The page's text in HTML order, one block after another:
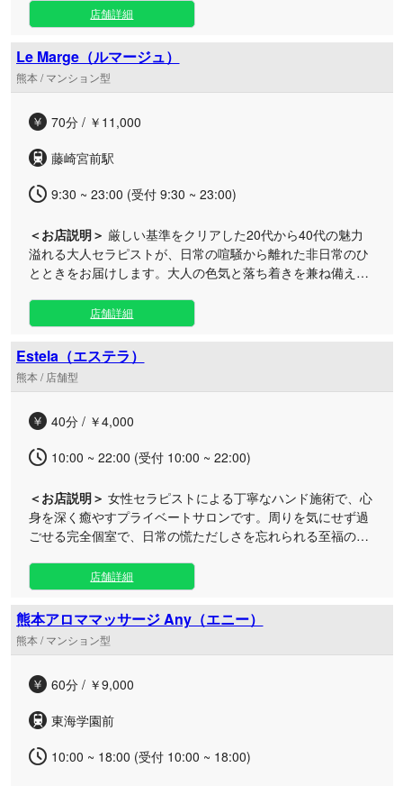
に癒やされたい方や、全身の疲れをすっきりリフレッシュし
たい方に最適です。 施術ではうつ伏せと仰向けの双方から、
首・肩・背中からデコルテまで丁寧にアプローチ。マーメイ
ドやスパイダーをはじめとする多彩なテクニックを駆使し、
高い技術で身体を包み込みます。お好みのオプションを追加
も可能です。 落ち着いてお過ごしいただける至福の空間をご
にもぜひお立ち寄りください。
店舗詳細
Le Marge（ルマージュ）
熊本 / マンション型
70分 / ￥11,000
藤崎宮前駅
9:30 ~ 23:00 (受付 9:30 ~ 23:00)
＜お店説明＞ 厳しい基準をクリアした20代から40代の魅力
溢れる大人セラピストが、日常の喧騒から離れた非日常のひ
とときをお届けします。大人の色気と落ち着きを兼ね備えた
レス社会で戦う大人の男性の方へ、心安らぐ『大人の社交
場』をご用意しております。店内は、一歩足を踏み入れると
ドキドキするような特別感を感じられるプライベート空間で
す。 お仕事帰りや休日のリフレッシュタイムに、ぜひ当店へ
お立ち寄りください。洗練された手技による流れるようなオ
れるディープリンパマッサージで、お客様の心と身体を深く
までご満足いただける最高のおもてなしをお約束いたしま
店舗詳細
Estela（エステラ）
熊本 / 店舗型
40分 / ￥4,000
10:00 ~ 22:00 (受付 10:00 ~ 22:00)
＜お店説明＞ 女性セラピストによる丁寧なハンド施術で、心
身を深く癒やすプライベートサロンです。周りを気にせず過
ごせる完全個室で、日常の慌ただしさを忘れられる至福のひ
事で疲れが溜まっている方や、自分ご褒美に静かに癒やされ
たい大人の方にぴったりの空間です。プライベート感溢れる
完全個室のお部屋で、人目を気にすることなく心からリラッ
クスしていただけます。 施術はすべて女性セラピストが担当
し、手のぬくもりを生かした丁寧なハンドマッサージで凝り
けの合間など、気分をリフレッシュしたい時にいつでも気軽
ひとときをぜひご堪能ください。
店舗詳細
熊本アロママッサージ Any（エニー）
熊本 / マンション型
60分 / ￥9,000
東海学園前
10:00 ~ 18:00 (受付 10:00 ~ 18:00)